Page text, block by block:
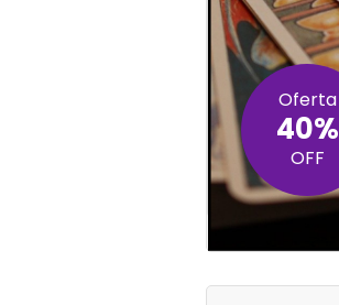
Oferta
40%
OFF